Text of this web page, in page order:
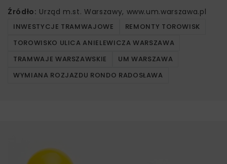
Źródło: Urząd m.st. Warszawy, www.um.warszawa.pl
INWESTYCJE TRAMWAJOWE
REMONTY TOROWISK
TOROWISKO ULICA ANIELEWICZA WARSZAWA
TRAMWAJE WARSZAWSKIE
UM WARSZAWA
WYMIANA ROZJAZDU RONDO RADOSŁAWA